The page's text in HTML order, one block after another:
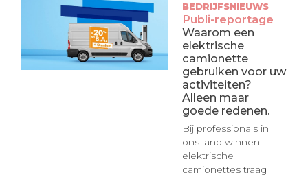
BEDRIJFSNIEUWS
Publi-reportage |
Waarom een
elektrische
camionette
gebruiken voor uw
activiteiten?
Alleen maar
goede redenen.
Bij professionals in
ons land winnen
elektrische
camionettes traag